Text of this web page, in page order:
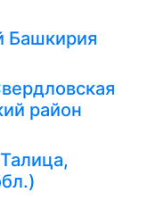
Башкирия
район